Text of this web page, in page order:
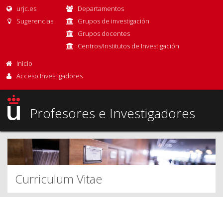
urjc.es
Sugerencias
Departamentos
Grupos de investigación
Grupos docentes
Centros/Institutos de Investigación
Inicio
Acceso Investigadores
Profesores e Investigadores
Curriculum Vitae